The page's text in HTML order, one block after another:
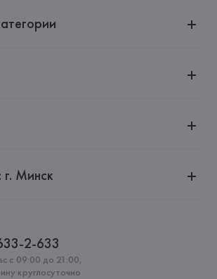
Минск
2-633
с 09:00 до 21:00,
круглосуточно